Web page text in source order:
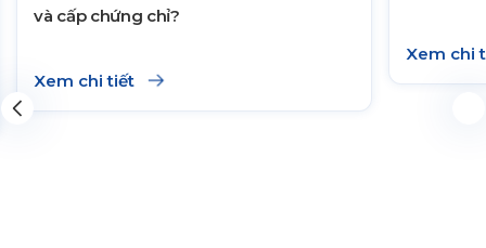
và cấp chứng chỉ?
Xem chi tiết
Xem chi